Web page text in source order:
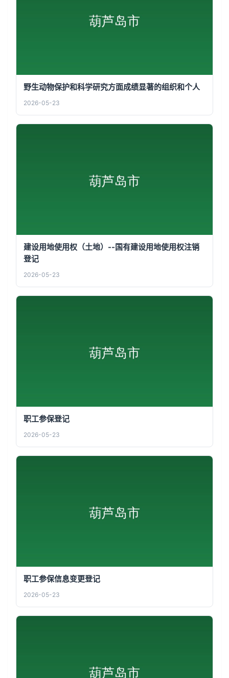
野生动物保护和科学研究方面成绩显著的组织和个人
2026-05-23
建设用地使用权（土地）--国有建设用地使用权注销
登记
2026-05-23
职工参保登记
2026-05-23
职工参保信息变更登记
2026-05-23